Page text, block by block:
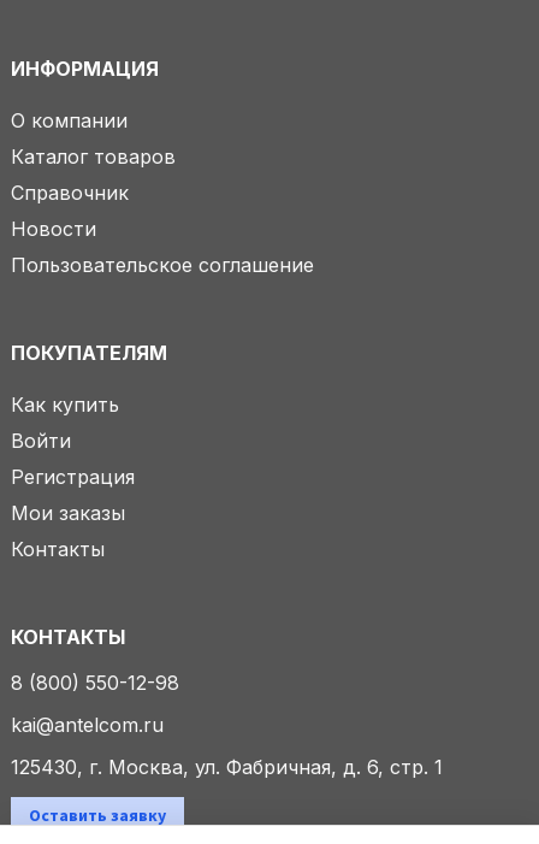
ИНФОРМАЦИЯ
О компании
Каталог товаров
Справочник
Новости
Пользовательское соглашение
ПОКУПАТЕЛЯМ
Как купить
Войти
Регистрация
Мои заказы
Контакты
КОНТАКТЫ
8 (800) 550-12-98
kai@antelcom.ru
125430, г. Москва, ул. Фабричная, д. 6, стр. 1
Оставить заявку